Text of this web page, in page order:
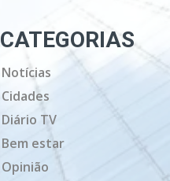
CATEGORIAS
Notícias
Cidades
Diário TV
Bem estar
Opinião